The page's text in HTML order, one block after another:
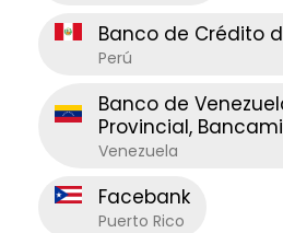
Banco de Crédito
Perú
Banco de
Provincial,
Venezuela
Facebank
Puerto Rico